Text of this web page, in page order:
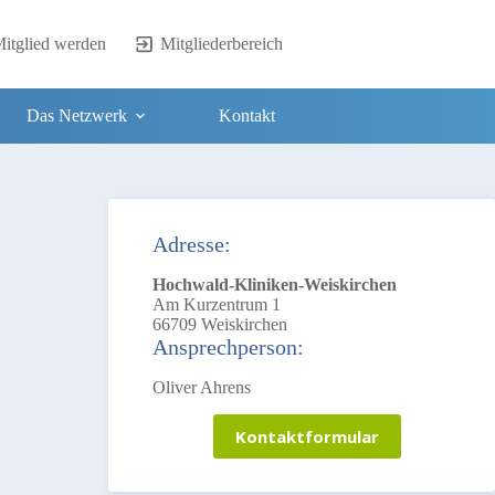
werden Mitgliederbereich
Das Netzwerk Kontakt
Adresse:
Hochwald-Kliniken-Weiskirchen
Am Kurzentrum 1
66709 Weiskirchen
Ansprechperson:
Oliver Ahrens
Kontaktformular